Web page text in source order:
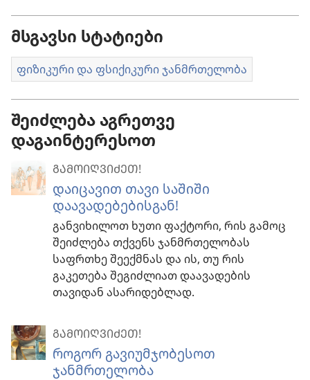
მსგავსი სტატიები
ფიზიკური და ფსიქიკური ჯანმრთელობა
შეიძლება აგრეთვე
დაგაინტერესოთ
ᲒᲐᲛᲝᲘᲦᲕᲘᲫᲔᲗ!
დაიცავით თავი საშიში
დაავადებებისგან!
განვიხილოთ ხუთი ფაქტორი, რის გამოც
შეიძლება თქვენს ჯანმრთელობას
საფრთხე შეექმნას და ის, თუ რის
გაკეთება შეგიძლიათ დაავადების
თავიდან ასარიდებლად.
ᲒᲐᲛᲝᲘᲦᲕᲘᲫᲔᲗ!
როგორ გავიუმჯობესოთ
ჯანმრთელობა